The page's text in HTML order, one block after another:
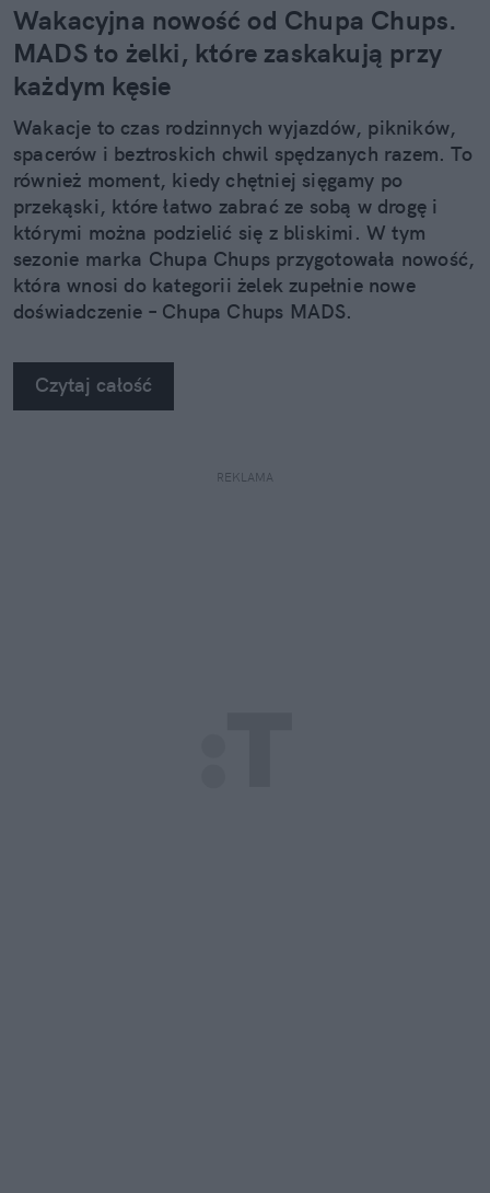
Wakacyjna nowość od Chupa Chups.
MADS to żelki, które zaskakują przy
każdym kęsie
Wakacje to czas rodzinnych wyjazdów, pikników,
spacerów i beztroskich chwil spędzanych razem. To
również moment, kiedy chętniej sięgamy po
przekąski, które łatwo zabrać ze sobą w drogę i
którymi można podzielić się z bliskimi. W tym
sezonie marka Chupa Chups przygotowała nowość,
która wnosi do kategorii żelek zupełnie nowe
doświadczenie – Chupa Chups MADS.
Czytaj całość
REKLAMA